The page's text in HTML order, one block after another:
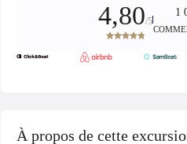
4,80/5
1
À propos de cette